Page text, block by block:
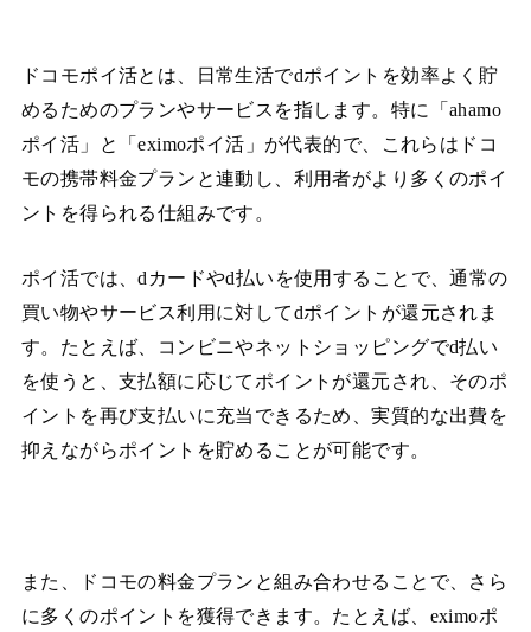
ドコモポイ活とは、日常生活でdポイントを効率よく貯
めるためのプランやサービスを指します。特に「ahamo
ポイ活」と「eximoポイ活」が代表的で、これらはドコ
モの携帯料金プランと連動し、利用者がより多くのポイ
ントを得られる仕組みです。
ポイ活では、dカードやd払いを使用することで、通常の
買い物やサービス利用に対してdポイントが還元されま
す。たとえば、コンビニやネットショッピングでd払い
を使うと、支払額に応じてポイントが還元され、そのポ
イントを再び支払いに充当できるため、実質的な出費を
抑えながらポイントを貯めることが可能です。
また、ドコモの料金プランと組み合わせることで、さら
に多くのポイントを獲得できます。たとえば、eximoポ